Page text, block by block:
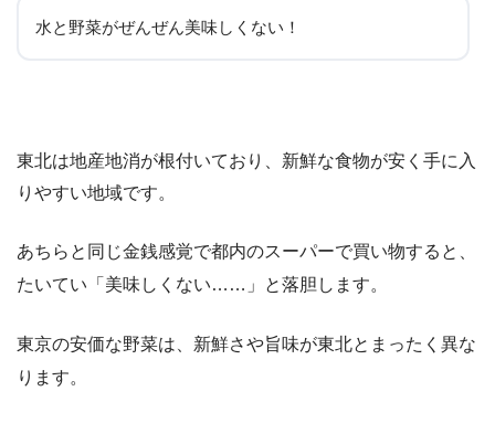
水と野菜がぜんぜん美味しくない！
東北は地産地消が根付いており、新鮮な食物が安く手に入
りやすい地域です。
あちらと同じ金銭感覚で都内のスーパーで買い物すると、
たいてい「美味しくない……」と落胆します。
東京の安価な野菜は、新鮮さや旨味が東北とまったく異な
ります。